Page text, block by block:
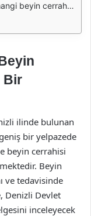
görev yapmaktadır?
Bir
ilinde bulunan
bir yelpazede
beyin cerrahisi
Beyin
ve tedavisinde
Denizli Devlet
inceleyecek